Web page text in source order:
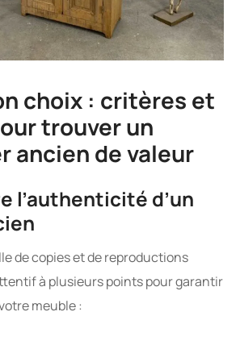
choix : critères et
trouver un
ancien de valeur
l’authenticité d’un
de copies et de reproductions
à plusieurs points pour garantir
meuble :